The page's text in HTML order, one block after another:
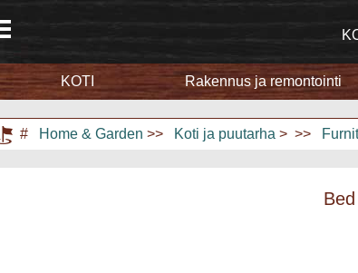
Koti
Puutarha ja nurmikko
KOTI Rakennus ja remontointi
# Home & Garden >> Koti ja puutarha > >>